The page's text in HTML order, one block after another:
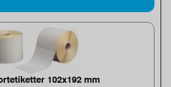
102x192 mm